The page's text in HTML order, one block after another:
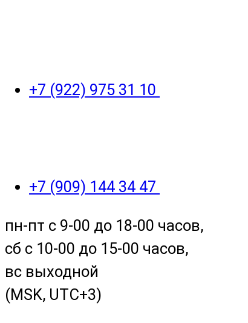
+7 (922) 975 31 10
+7 (909) 144 34 47
пн-пт с 9-00 до 18-00 часов,
сб с 10-00 до 15-00 часов,
вс выходной
(MSK, UTC+3)